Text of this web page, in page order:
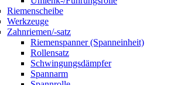
Riemenscheibe
Werkzeuge
Zahnriemen/-satz
Riemenspanner (Spanneinheit)
Rollensatz
Schwingungsdämpfer
Spannarm